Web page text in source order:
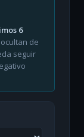
6
de
seguir